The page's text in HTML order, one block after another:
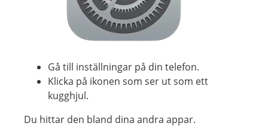
Gå till inställningar på din telefon.
Klicka på ikonen som ser ut som ett
kugghjul.
Du hittar den bland dina andra appar.